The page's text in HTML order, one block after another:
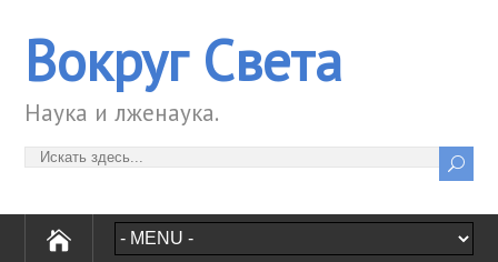
Вокруг Света
Наука и лженаука.